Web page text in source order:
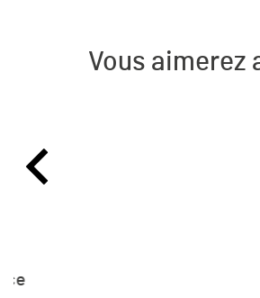
Vous aimerez
L’humanité vit désormais